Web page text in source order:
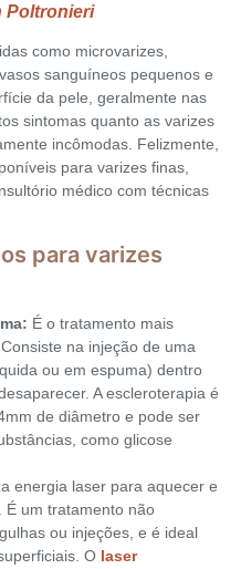
Poltronieri
como microvarizes,
sanguíneos pequenos e
da pele, geralmente nas
sintomas quanto as varizes
incômodas. Felizmente,
para varizes finas,
médico com técnicas
para varizes
É o tratamento mais
na injeção de uma
ou em espuma) dentro
A escleroterapia é
de diâmetro e pode ser
como glicose
energia laser para aquecer e
É um tratamento não
ou injeções, e é ideal
O laser